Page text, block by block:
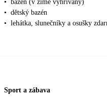
• bazén (v zimě vyhřívaný)
• dětský bazén
• lehátka, slunečníky a osušky
Sport a zábava